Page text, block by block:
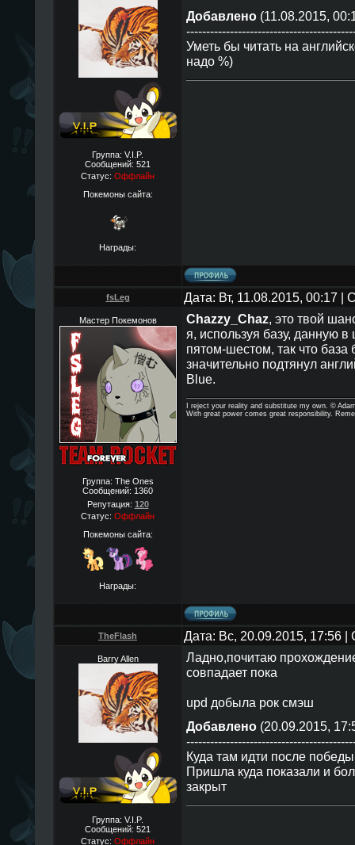
Группа: V.I.P.
Сообщений: 521
Статус: Оффлайн
Покемоны сайта:
Награды:
Добавлено(11.08.2015,
Уметь бы читать на
надо %)
fsLeg Дата: Вт, 11.08.2015, 00:17
Мастер Покемонов
Группа: The Ones
Сообщений: 1360
Репутация: 120
Статус: Оффлайн
Покемоны сайта:
Награды:
Chazzy_Chaz, это твой
я, используя базу, данную
пятом-шестом, так что
значительно подтянул
Blue.
I reject your reality and substitute my own. ©
With great power comes great responsibility.
TheFlаsh Дата: Вс, 20.09.2015, 17:56
Barry Allen
Группа: V.I.P.
Сообщений: 521
Статус: Оффлайн
Ладно,почитаю
совпадает пока
upd добыла рок смэш
Добавлено(20.09.2015,
Куда там идти после
Пришла куда показали и
закрыт